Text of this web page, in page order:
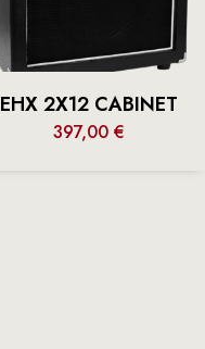
EHX 2X12 CABINET
397,00 €